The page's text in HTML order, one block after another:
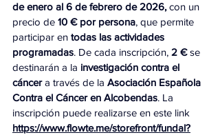
de enero al 6 de febrero de 2026, con un
precio de 10 € por persona, que permite
participar en todas las actividades
programadas. De cada inscripción, 2 € se
destinarán a la investigación contra el
cáncer a través de la Asociación Española
Contra el Cáncer en Alcobendas. La
inscripción puede realizarse en este link
https://www.flowte.me/storefront/fundal?